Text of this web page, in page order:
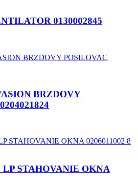
0130002845
BRZDOVY
LP STAHOVANIE OKNA